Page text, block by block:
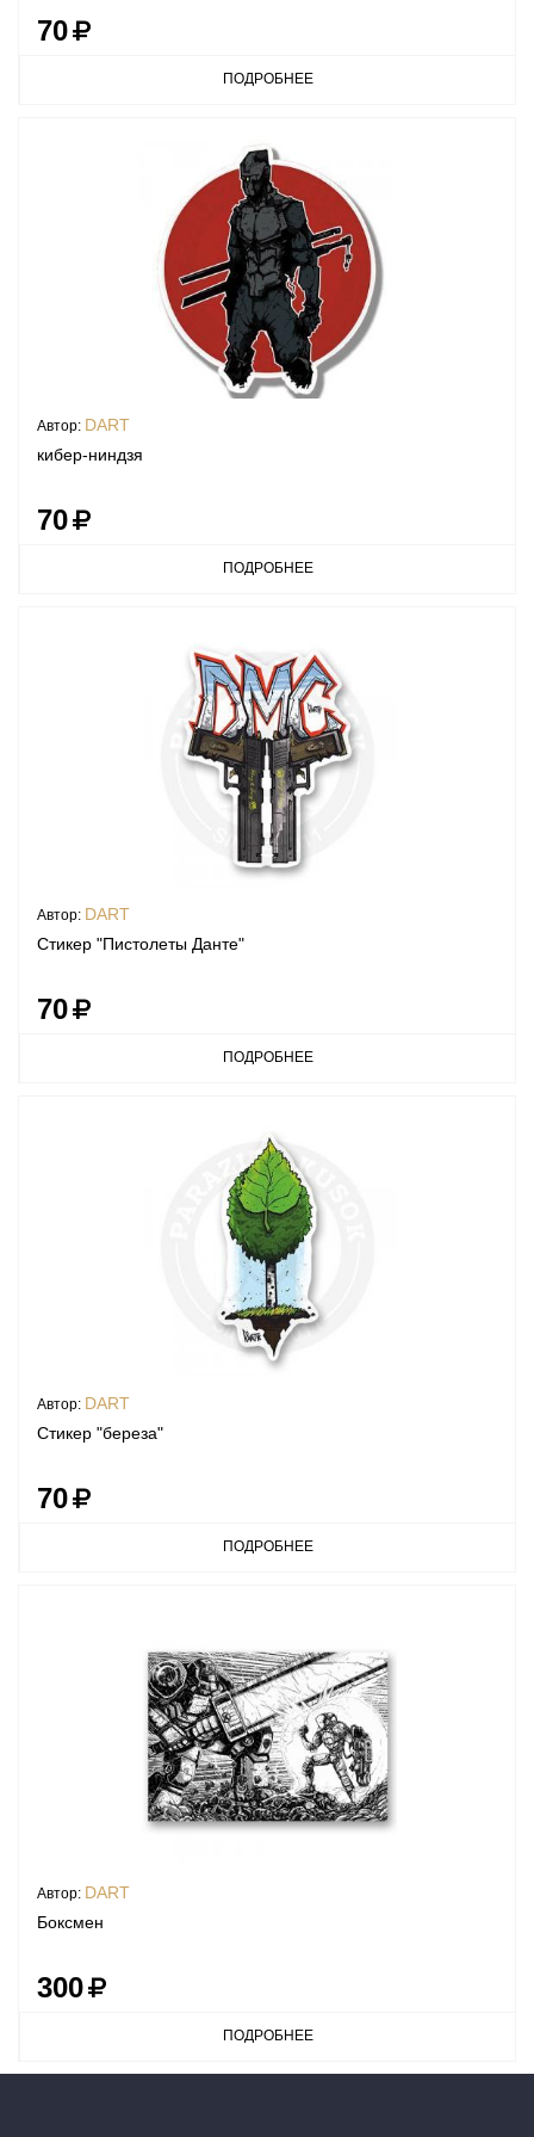
70
ПОДРОБНЕЕ
Автор: DART
кибер-ниндзя
70
ПОДРОБНЕЕ
Автор: DART
Стикер "Пистолеты Данте"
70
ПОДРОБНЕЕ
Автор: DART
Стикер "береза"
70
ПОДРОБНЕЕ
Автор: DART
Боксмен
300
ПОДРОБНЕЕ